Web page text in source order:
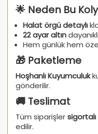
🌟 Neden Bu
Halat örgü detaylı
22 ayar altın
Hem günlük hem
🎁 Paketleme
Hoşhanlı Kuyumculuk
gönderilir.
🚚 Teslimat
Tüm siparişler
edilir.